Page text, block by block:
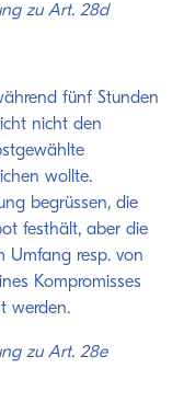
zu Art. 28d
fünf Stunden
nicht den
wollte.
begrüssen, die
festhält, aber die
Umfang resp. von
Kompromisses
werden.
zu Art. 28e